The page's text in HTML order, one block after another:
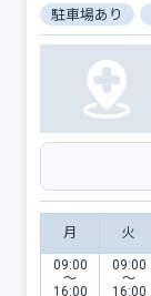
駐車場あり
月 火
09:00
〜
16:00
09:00
〜
16:00